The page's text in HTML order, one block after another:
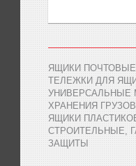
ЯЩИКИ
ТЕЛЕЖКИ ДЛЯ
УНИВЕРСАЛЬНЫЕ
ХРАНЕНИЯ
ЯЩИКИ
СТРОИТЕЛЬНЫЕ,
ЗАЩИТЫ